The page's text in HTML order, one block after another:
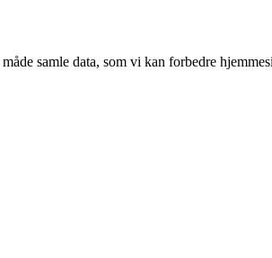
samle data, som vi kan forbedre